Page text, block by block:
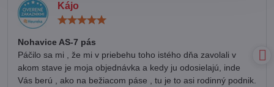
Kájo
Nohavice AS-7 pás
Páčilo sa mi , že mi v priebehu toho istého dňa zavolali v
akom stave je moja objednávka a kedy ju odosielajú, inde
Vás berú , ako na bežiacom páse , tu je to asi rodinný podnik.